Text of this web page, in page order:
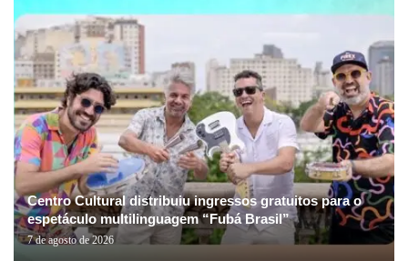
Centro Cultural distribuiu ingressos gratuitos para o
espetáculo multilinguagem “Fubá Brasil”
7 de agosto de 2026